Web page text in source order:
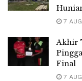
7
Akhir
Final
7